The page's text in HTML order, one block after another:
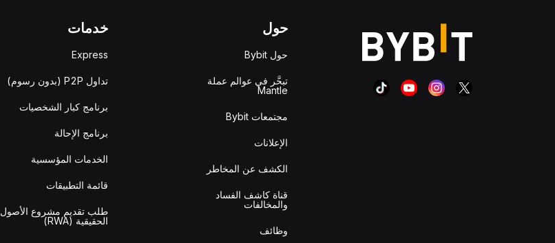
حول
حول Bybit
تبحَّر في عوالم عملة
Mantle
مجتمعات Bybit
الإعلانات
الكشف عن المخاطر
قناة كاشف الفساد
والمخالفات
وظائف
خدمات
Express
تداول P2P (بدون رسوم)
برنامج كبار الشخصيات
برنامج الإحالة
الخدمات المؤسسية
قائمة التطبيقات
طلب تقديم مشروع الأصول
الحقيقية (RWA)